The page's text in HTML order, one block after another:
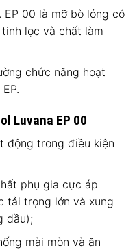
ЕР 00 là mỡ bò lỏng có
lọc và chất làm
chức năng hoạt
Luvana EP 00
động trong điều kiện
phụ gia cực áp
tải trọng lớn và xung
dầu);
mài mòn và ăn